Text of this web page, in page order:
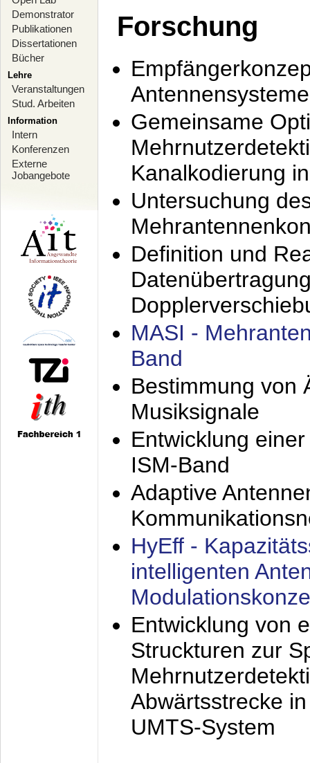
Demonstrator
Publikationen
Dissertationen
Bücher
Lehre
Veranstaltungen
Stud. Arbeiten
Information
Intern
Konferenzen
Externe
Jobangebote
Forschung
Antennensysteme
Gemeinsame
Kanalkodierung
Untersuchung
Definition und
MASI -
Band
Bestimmung von
Musiksignale
Entwicklung
ISM-Band
Adaptive
HyEff -
intelligenten
Entwicklung von
Struckturen zur
Abwärtsstrecke
UMTS-System